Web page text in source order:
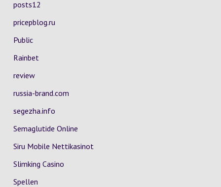
posts12
pricepblog.ru
Public
Rainbet
review
russia-brand.com
segezha.info
Semaglutide Online
Siru Mobile Nettikasinot
Slimking Casino
Spellen